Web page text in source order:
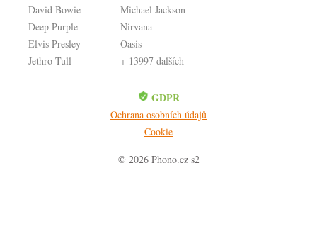
David Bowie
Deep Purple
Elvis Presley
Jethro Tull
Michael Jackson
Nirvana
Oasis
+ 13997 dalších
GDPR
Ochrana osobních údajů
Cookie
© 2026 Phono.cz s2